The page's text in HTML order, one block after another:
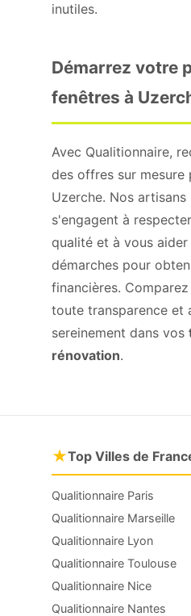
inutiles.
Démarrez votre
fenêtres à
Avec Qualitionnaire,
des offres sur
Uzerche. Nos
s'engagent à
qualité et à vous
démarches pour
financières.
toute transparence et
sereinement dans vos
rénovation.
★Top Villes de
Qualitionnaire Paris
Qualitionnaire Marseille
Qualitionnaire Lyon
Qualitionnaire Toulouse
Qualitionnaire Nice
Qualitionnaire Nantes